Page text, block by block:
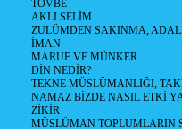
TÖVBE
AKLI SELİM
ZULÜMDEN SAKINMA,
İMAN
MARUF VE MÜNKER
DİN NEDİR?
TEKNE MÜSLÜMANLIĞI,
NAMAZ BİZDE NASIL ETKİ
ZİKİR
MÜSLÜMAN TOPLUMLARIN